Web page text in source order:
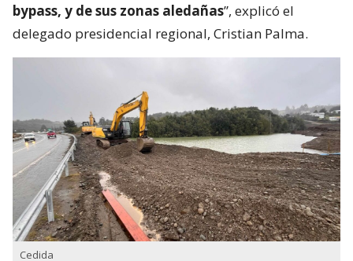
bypass, y de sus zonas aledañas”, explicó el
delegado presidencial regional, Cristian Palma.
Cedida